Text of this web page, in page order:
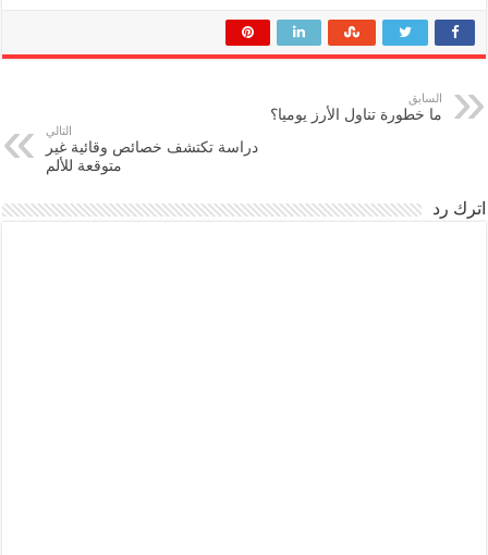
السابق
ما خطورة تناول الأرز يوميا؟
التالي
دراسة تكتشف خصائص وقائية غير
متوقعة للألم
اترك رد